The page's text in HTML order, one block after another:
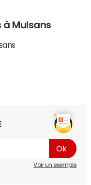
à Mulsans
Voir un exemple